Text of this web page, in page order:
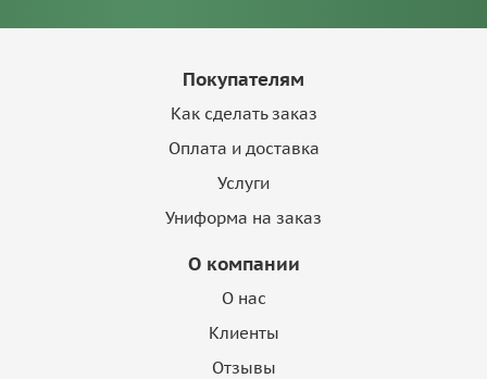
Покупателям
Как сделать заказ
Оплата и доставка
Услуги
Униформа на заказ
О компании
О нас
Клиенты
Отзывы